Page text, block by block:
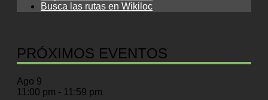
Busca las rutas en Wikiloc
PRÓXIMOS EVENTOS
Ago 9
11:00 pm - 11:59 pm